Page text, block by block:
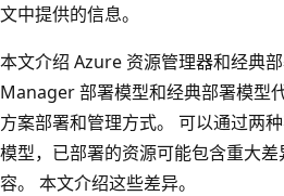
文中提供的信息。
本文介绍 Azure 资源管理器和经典
Manager 部署模型和经典部署模型
方案部署和管理方式。 可以通过两
模型，已部署的资源可能包含重大
容。 本文介绍这些差异。